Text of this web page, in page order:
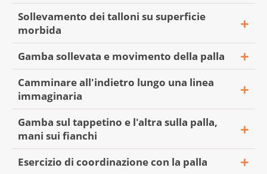
poco illuminate, per prevenire cadute;
alle piaghe da decubito e alle lesioni su
mani e piedi;
alla corretta cura delle unghie.
Posizione di partenza
Sollevamento dei talloni su superficie
morbida
Posizione di partenza
Gamba sollevata e movimento della palla
Camminare all'indietro lungo una linea
immaginaria
Gamba sul tappetino e l'altra sulla palla,
mani sui fianchi
Esercizio di coordinazione con la palla